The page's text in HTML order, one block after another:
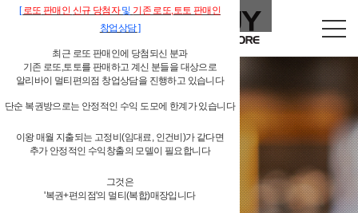
독립형 개인 편의점
[로또 판매인 신규 당첨자및 기존 로또,토토 판매인
창업상담]
최근 로또 판매인에 당첨되신 분과
기존 로또,토토를 판매하고 계신 분들을 대상으로
알리바이 멀티편의점 창업상담을 진행하고 있습니다
단순 복권방으로는 안정적인 수익 도모에 한계가 있습니다
이왕 매월 지출되는 고정비(임대료, 인건비)가 같다면
추가 안정적인 수익창출의 모델이 필요합니다
그것은
'복권+편의점'의 멀티(복합)매장입니다